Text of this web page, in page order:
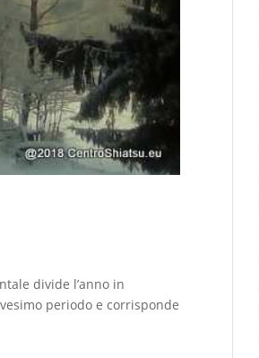
divide l’anno in
periodo e corrisponde